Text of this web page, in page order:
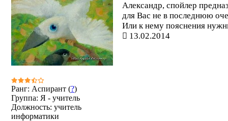
Ранг: Аспирант (?)
Группа: Я - учитель
Должность: учитель
информатики
Александр, спойлер
для Вас не в последнюю
Или к нему пояснения
13.02.2014